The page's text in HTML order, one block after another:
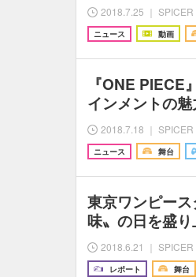
2018.7.25 ｜ SPICER
ニュース 動画
『ONE
インメントの
2018.7.18 ｜ SPICER
ニュース 舞台
東京ワンピー
味〟の日を盛
2018.6.21 ｜ SPICER
レポート 舞台